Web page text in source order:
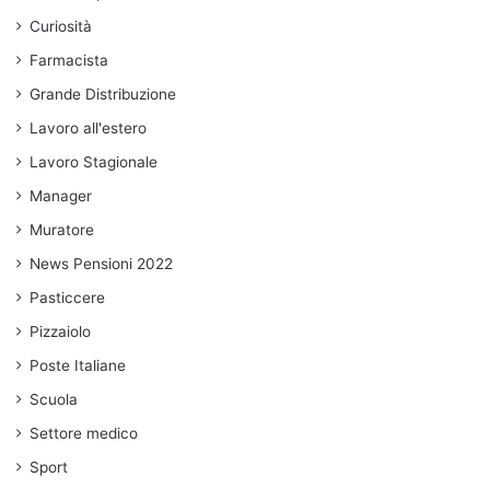
Curiosità
Farmacista
Grande Distribuzione
Lavoro all'estero
Lavoro Stagionale
Manager
Muratore
News Pensioni 2022
Pasticcere
Pizzaiolo
Poste Italiane
Scuola
Settore medico
Sport